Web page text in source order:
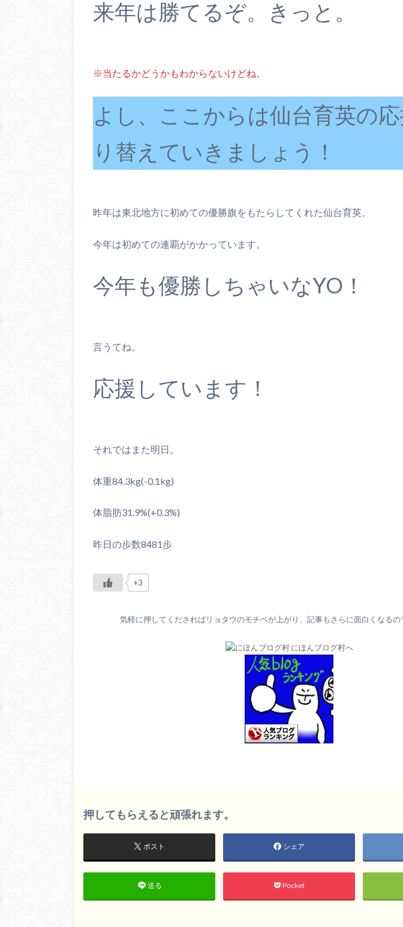
来年は勝てるぞ。きっと。
※当たるかどうかもわからないけどね。
よし、ここからは仙台育英の
り替えていきましょう！
昨年は東北地方に初めての優勝旗をもたらしてくれた仙台育英。
今年は初めての連覇がかかっています。
今年も優勝しちゃいなYO！
言うてね。
応援しています！
それではまた明日。
体重84.3kg(-0.1kg)
体脂肪31.9%(+0.3%)
昨日の歩数8481歩
+3
気軽に押してくださればリョタウのモチベが上がり、記事もさらに面白くなるの
押してもらえると頑張れます。
ポスト シェア
送る Pocket